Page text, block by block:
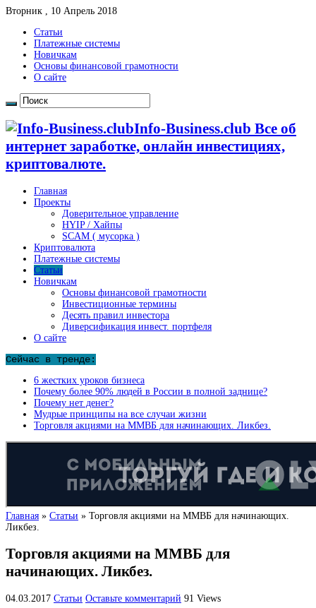
Вторник , 10 Апрель 2018
Статьи
Платежные системы
Новичкам
Основы финансовой грамотности
О сайте
Info-Business.club Все об
интернет заработке, онлайн инвестициях,
криптовалюте.
Главная
Проекты
Доверительное управление
HYIP / Хайпы
SCAM ( мусорка )
Криптовалюта
Платежные системы
Статьи
Новичкам
Основы финансовой грамотности
Инвестиционные термины
Десять правил инвестора
Диверсификация инвест. портфеля
О сайте
Сейчас в тренде:
6 жестких уроков бизнеса
Почему более 90% людей в России в полной заднице?
Почему нет денег?
Мудрые принципы на все случаи жизни
Торговля акциями на ММВБ для начинающих. Ликбез.
Главная » Статьи » Торговля акциями на ММВБ для начинающих.
Ликбез.
Торговля акциями на ММВБ для
начинающих. Ликбез.
04.03.2017 Статьи Оставьте комментарий 91 Views